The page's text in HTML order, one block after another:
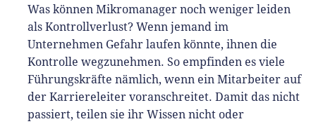
Was können Mikromanager noch weniger leiden
als Kontrollverlust? Wenn jemand im
Unternehmen Gefahr laufen könnte, ihnen die
Kontrolle wegzunehmen. So empfinden es viele
Führungskräfte nämlich, wenn ein Mitarbeiter auf
der Karriereleiter voranschreitet. Damit das nicht
passiert, teilen sie ihr Wissen nicht oder